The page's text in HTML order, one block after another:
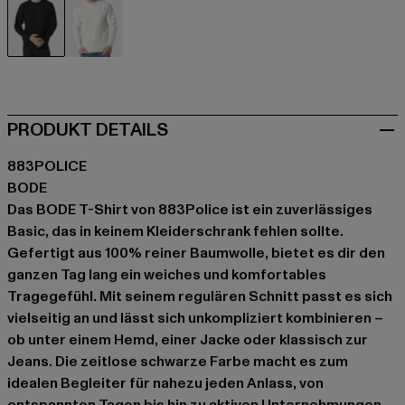
PRODUKT DETAILS
883POLICE
BODE
Das BODE T-Shirt von 883Police ist ein zuverlässiges
Basic, das in keinem Kleiderschrank fehlen sollte.
Gefertigt aus 100% reiner Baumwolle, bietet es dir den
ganzen Tag lang ein weiches und komfortables
Tragegefühl. Mit seinem regulären Schnitt passt es sich
vielseitig an und lässt sich unkompliziert kombinieren –
ob unter einem Hemd, einer Jacke oder klassisch zur
Jeans. Die zeitlose schwarze Farbe macht es zum
idealen Begleiter für nahezu jeden Anlass, von